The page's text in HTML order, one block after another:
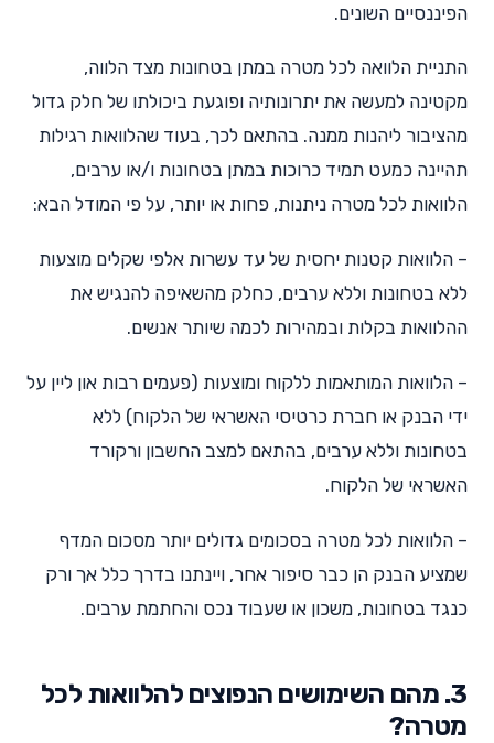
הפיננסיים השונים.
התניית הלוואה לכל מטרה במתן בטחונות מצד הלווה,
מקטינה למעשה את יתרונותיה ופוגעת ביכולתו של חלק גדול
מהציבור ליהנות ממנה. בהתאם לכך, בעוד שהלוואות רגילות
תהיינה כמעט תמיד כרוכות במתן בטחונות ו/או ערבים,
הלוואות לכל מטרה ניתנות, פחות או יותר, על פי המודל הבא:
– הלוואות קטנות יחסית של עד עשרות אלפי שקלים מוצעות
ללא בטחונות וללא ערבים, כחלק מהשאיפה להנגיש את
ההלוואות בקלות ובמהירות לכמה שיותר אנשים.
– הלוואות המותאמות ללקוח ומוצעות (פעמים רבות און ליין על
ידי הבנק או חברת כרטיסי האשראי של הלקוח) ללא
בטחונות וללא ערבים, בהתאם למצב החשבון ורקורד
האשראי של הלקוח.
– הלוואות לכל מטרה בסכומים גדולים יותר מסכום המדף
שמציע הבנק הן כבר סיפור אחר, ויינתנו בדרך כלל אך ורק
כנגד בטחונות, משכון או שעבוד נכס והחתמת ערבים.
3. מהם השימושים הנפוצים להלוואות לכל
מטרה?